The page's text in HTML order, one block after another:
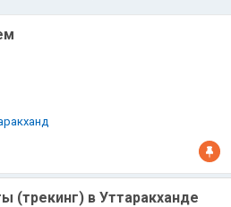
(трекинг) в Уттаракханде